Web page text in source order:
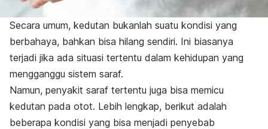
Secara umum, kedutan bukanlah suatu kondisi yang
berbahaya, bahkan bisa hilang sendiri. Ini biasanya
terjadi jika ada situasi tertentu dalam kehidupan yang
mengganggu sistem saraf.
Namun, penyakit saraf tertentu juga bisa memicu
kedutan pada otot. Lebih lengkap, berikut adalah
beberapa kondisi yang bisa menjadi penyebab